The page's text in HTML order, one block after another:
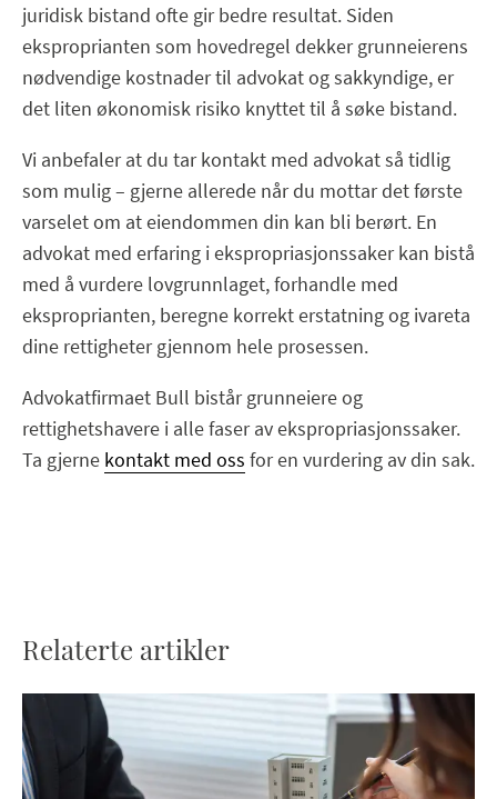
juridisk bistand ofte gir bedre resultat. Siden
eksproprianten som hovedregel dekker grunneierens
nødvendige kostnader til advokat og sakkyndige, er
det liten økonomisk risiko knyttet til å søke bistand.
Vi anbefaler at du tar kontakt med advokat så tidlig
som mulig – gjerne allerede når du mottar det første
varselet om at eiendommen din kan bli berørt. En
advokat med erfaring i ekspropriasjonssaker kan bistå
med å vurdere lovgrunnlaget, forhandle med
eksproprianten, beregne korrekt erstatning og ivareta
dine rettigheter gjennom hele prosessen.
Advokatfirmaet Bull bistår grunneiere og
rettighetshavere i alle faser av ekspropriasjonssaker.
Ta gjerne kontakt med oss for en vurdering av din sak.
Relaterte artikler